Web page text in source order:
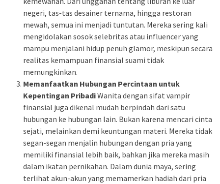
negeri, tas-tas desainer ternama, hingga restoran
mewah, semua ini menjadi tuntutan. Mereka sering kali
mengidolakan sosok selebritas atau influencer yang
mampu menjalani hidup penuh glamor, meskipun secara
realitas kemampuan finansial suami tidak
memungkinkan.
Memanfaatkan Hubungan Percintaan untuk
Kepentingan PribadiWanita dengan sifat vampir
finansial juga dikenal mudah berpindah dari satu
hubungan ke hubungan lain. Bukan karena mencari cinta
sejati, melainkan demi keuntungan materi. Mereka tidak
segan-segan menjalin hubungan dengan pria yang
memiliki finansial lebih baik, bahkan jika mereka masih
dalam ikatan pernikahan. Dalam dunia maya, sering
terlihat akun-akun yang memamerkan hadiah dari pria